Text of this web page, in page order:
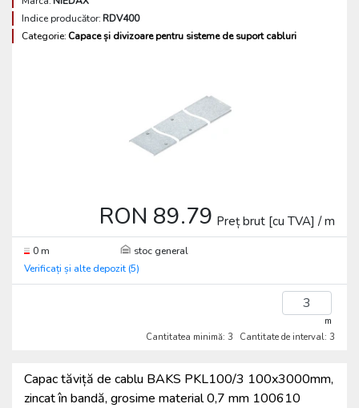
Indice producător:RDV400
Categorie: Capace și divizoare pentru sisteme de suport cabluri
RON 89.79 Preț brut [cu TVA] / m
0 m
stoc general
Verificați și alte depozit (5)
m
Cantitatea minimă: 3
Cantitate de interval: 3
Capac tăviță de cablu BAKS PKL100/3 100x3000mm,
zincat în bandă, grosime material 0,7 mm 100610